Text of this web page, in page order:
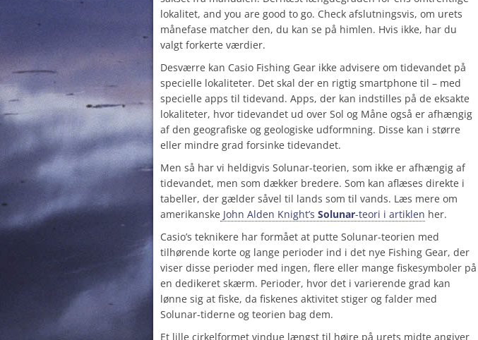
lokalitet, and you are good to go. Check afslutningsvis, om urets
månefase matcher den, du kan se på himlen. Hvis ikke, har du
valgt forkerte værdier.
Desværre kan Casio Fishing Gear ikke advisere om tidevandet på
specielle lokaliteter. Det skal der en rigtig smartphone til – med
specielle apps til tidevand. Apps, der kan indstilles på de eksakte
lokaliteter, hvor tidevandet ud over Sol og Måne også er afhængig
af den geografiske og geologiske udformning. Disse kan i større
eller mindre grad forsinke tidevandet.
Men så har vi heldigvis Solunar-teorien, som ikke er afhængig af
tidevandet, men som dækker bredere. Som kan aflæses direkte i
tabeller, der gælder såvel til lands som til vands. Læs mere om
amerikanske John Alden Knight’s Solunar-teori i artiklen her.
Casio’s teknikere har formået at putte Solunar-teorien med
tilhørende korte og lange perioder ind i det nye Fishing Gear, der
viser disse perioder med ingen, flere eller mange fiskesymboler på
en dedikeret skærm. Perioder, hvor det i varierende grad kan
lønne sig at fiske, da fiskenes aktivitet stiger og falder med
Solunar-tiderne og teorien bag dem.
Et lille cirkelformet vindue længst til højre på urets midte angiver